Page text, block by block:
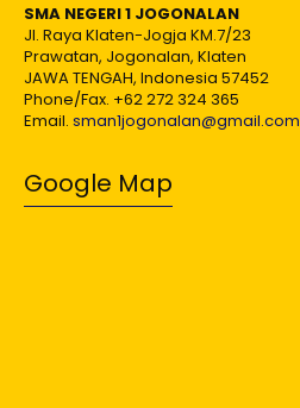
SMA NEGERI 1 JOGONALAN
Jl. Raya Klaten-Jogja KM.7/23
Prawatan, Jogonalan, Klaten
JAWA TENGAH, Indonesia 57452
Phone/Fax. +62 272 324 365
Email. sman1jogonalan@gmail.com
Google Map